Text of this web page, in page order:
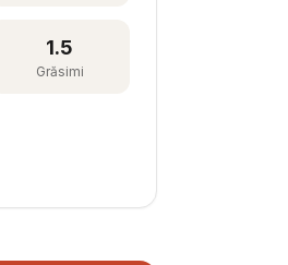
1.5
Grăsimi